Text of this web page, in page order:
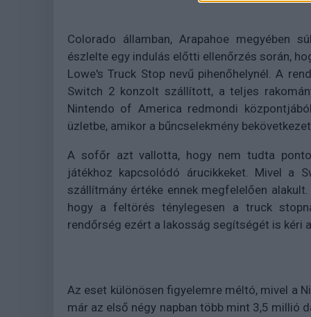
Colorado államban, Arapahoe megyében
észlelte egy indulás előtti ellenőrzés során,
Lowe's Truck Stop nevű pihenőhelynél. A
Switch 2 konzolt szállított, a teljes
Nintendo of America redmondi
üzletbe, amikor a bűncselekmény
A sofőr azt vallotta, hogy nem tudta
játékhoz kapcsolódó árucikkeket. Mivel
szállítmány értéke ennek megfelelően
hogy a feltörés ténylegesen a truck
rendőrség ezért a lakosság segítségét is kéri
Az eset különösen figyelemre méltó, mivel a
már az első négy napban több mint 3,5 millió